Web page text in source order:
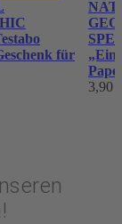
für
3,90